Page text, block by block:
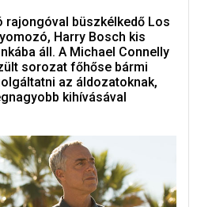
rajongóval büszkélkedő Los
Harry Bosch kis
áll. A Michael Connelly
sorozat főhőse bármi
az áldozatoknak,
kihívásával